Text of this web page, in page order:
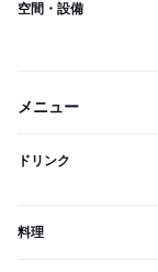
空間・設備
メニュー
ドリンク
料理